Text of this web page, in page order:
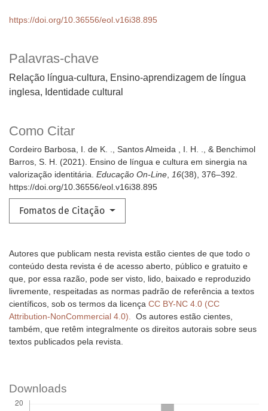
Palavras-chave
Relação língua-cultura, Ensino-aprendizagem de língua
inglesa, Identidade cultural
Como Citar
Cordeiro Barbosa, I. de K. ., Santos Almeida , I. H. ., & Benchimol
Barros, S. H. (2021). Ensino de língua e cultura em sinergia na
valorização identitária. Educação On-Line, 16(38), 376–392.
https://doi.org/10.36556/eol.v16i38.895
Fomatos de Citação
https://doi.org/10.36556/eol.v16i38.895
Autores que publicam nesta revista estão cientes de que todo o
conteúdo desta revista é de acesso aberto, público e gratuito e
que, por essa razão, pode ser visto, lido, baixado e reproduzido
livremente, respeitadas as normas padrão de referência a textos
científicos, sob os termos da licença CC BY-NC 4.0 (CC
Attribution-NonCommercial 4.0). Os autores estão cientes,
também, que retêm integralmente os direitos autorais sobre seus
textos publicados pela revista.
Downloads